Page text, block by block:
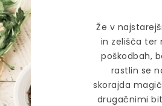
Že v
in zelišča ter
poškodbah,
rastlin se
skorajda
drugačnimi